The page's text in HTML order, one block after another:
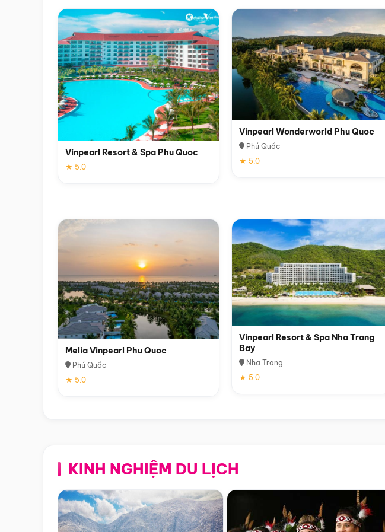
Vinpearl Resort & Spa Phu Quoc
★ 5.0
Vinpearl Wonderworld Phu Quoc
Phú Quốc
★ 5.0
Melia Vinpearl Phu Quoc
Phú Quốc
★ 5.0
Vinpearl Resort & Spa Nha Trang
Bay
Nha Trang
★ 5.0
KINH NGHIỆM DU LỊCH